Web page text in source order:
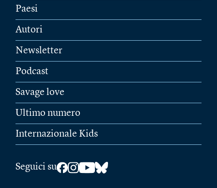
Paesi
Autori
Newsletter
Podcast
Savage love
Ultimo numero
Internazionale Kids
Seguici su